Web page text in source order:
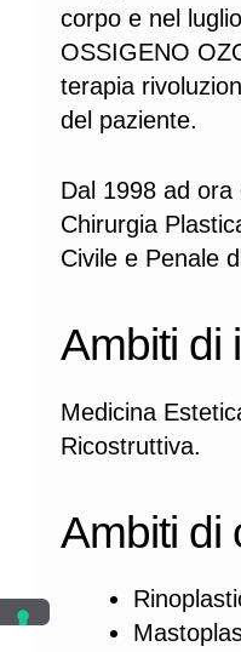
corpo e nel
OSSIGENO
terapia
del paziente.
Dal 1998 ad
Chirurgia
Civile e Penale
Ambiti di
Medicina
Ricostruttiva.
Ambiti di